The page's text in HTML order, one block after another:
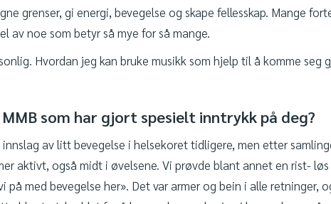
grenser, gi energi, bevegelse og skape fellesskap. Mange
av noe som betyr så mye for så mange.
Hvordan jeg kan bruke musikk som hjelp til å komme seg
som har gjort spesielt inntrykk på deg?
av litt bevegelse i helsekoret tidligere, men etter
aktivt, også midt i øvelsene. Vi prøvde blant annet en rist-
med bevegelse her». Det var armer og bein i alle retninger,